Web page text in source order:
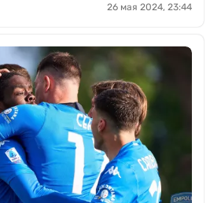
26 мая 2024, 23:44